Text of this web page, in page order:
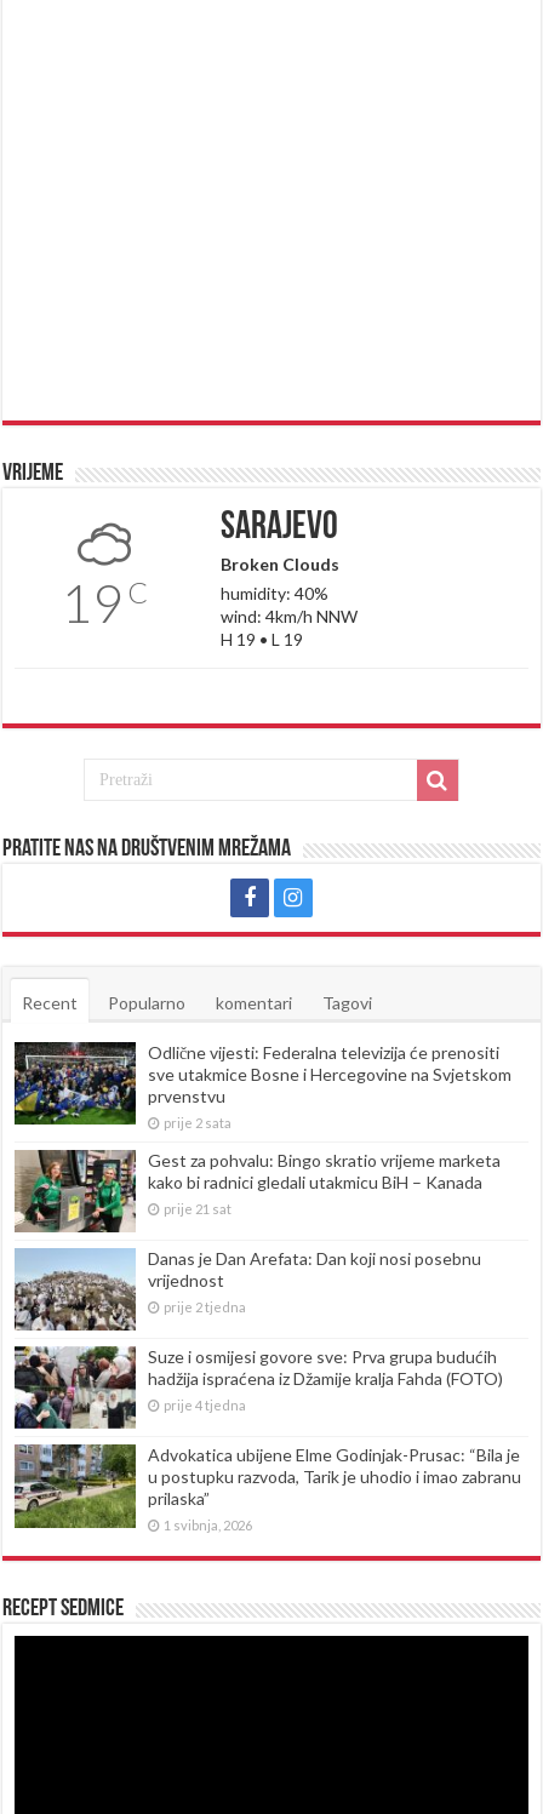
Vrijeme
19 C
Sarajevo
Broken Clouds
humidity: 40%
wind: 4km/h NNW
H 19 • L 19
Pratite nas na društvenim mrežama
Recent Popularno komentari Tagovi
Odlične vijesti: Federalna televizija će prenositi
sve utakmice Bosne i Hercegovine na Svjetskom
prvenstvu
prije 2 sata
Gest za pohvalu: Bingo skratio vrijeme marketa
kako bi radnici gledali utakmicu BiH – Kanada
prije 21 sat
Danas je Dan Arefata: Dan koji nosi posebnu
vrijednost
prije 2 tjedna
Suze i osmijesi govore sve: Prva grupa budućih
hadžija ispraćena iz Džamije kralja Fahda (FOTO)
prije 4 tjedna
Advokatica ubijene Elme Godinjak-Prusac: “Bila je
u postupku razvoda, Tarik je uhodio i imao zabranu
prilaska”
1 svibnja, 2026
Recept sedmice